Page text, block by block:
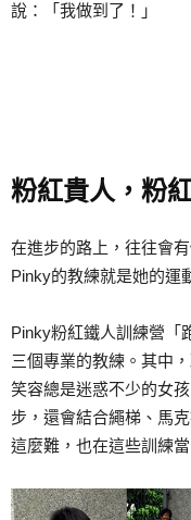
說：「我做到了！」
粉紅貴人，粉
在進步的路上，往往會
Pinky的教練就是她的運
Pinky粉紅鐵人訓練營「
三個專業的教練。其中
笑容總是迷惑不少的女
步，還會結合繩梯、馬
這麼難，也在這些訓練